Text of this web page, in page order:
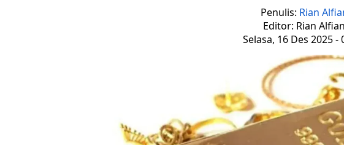
Penulis: Rian
Editor: Rian Alfian
Selasa, 16 Des 2025 -